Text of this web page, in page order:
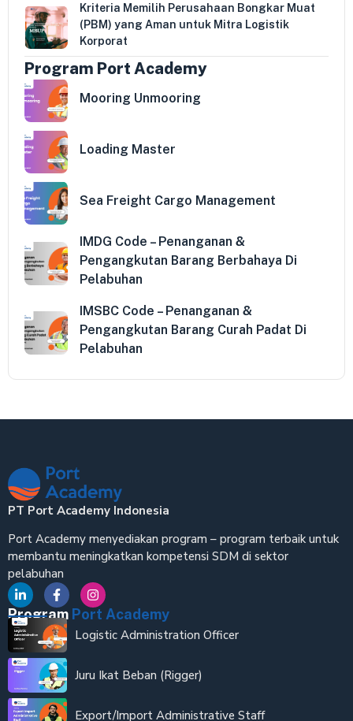
Kriteria Memilih Perusahaan Bongkar Muat
(PBM) yang Aman untuk Mitra Logistik
Korporat
Program Port Academy
Mooring Unmooring
Loading Master
Sea Freight Cargo Management
IMDG Code – Penanganan &
Pengangkutan Barang Berbahaya Di
Pelabuhan
IMSBC Code – Penanganan &
Pengangkutan Barang Curah Padat Di
Pelabuhan
PT Port Academy Indonesia
Port Academy menyediakan program – program terbaik untuk
membantu meningkatkan kompetensi SDM di sektor
pelabuhan
Program Port Academy
Logistic Administration Officer
Juru Ikat Beban (Rigger)
Export/Import Administrative Staff